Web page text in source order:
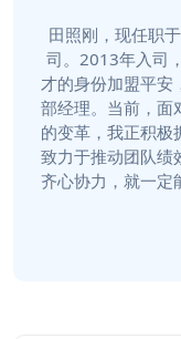
田照刚，现任职
司。2013年入司
才的身份加盟平安
部经理。当前，面
的变革，我正积极
致力于推动团队绩
齐心协力，就一定